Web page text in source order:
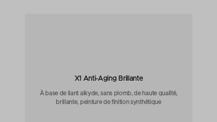
X1 Anti-Aging Brillante
À base de liant alkyde, sans plomb, de haute qualité,
brillante, peinture de finition synthétique